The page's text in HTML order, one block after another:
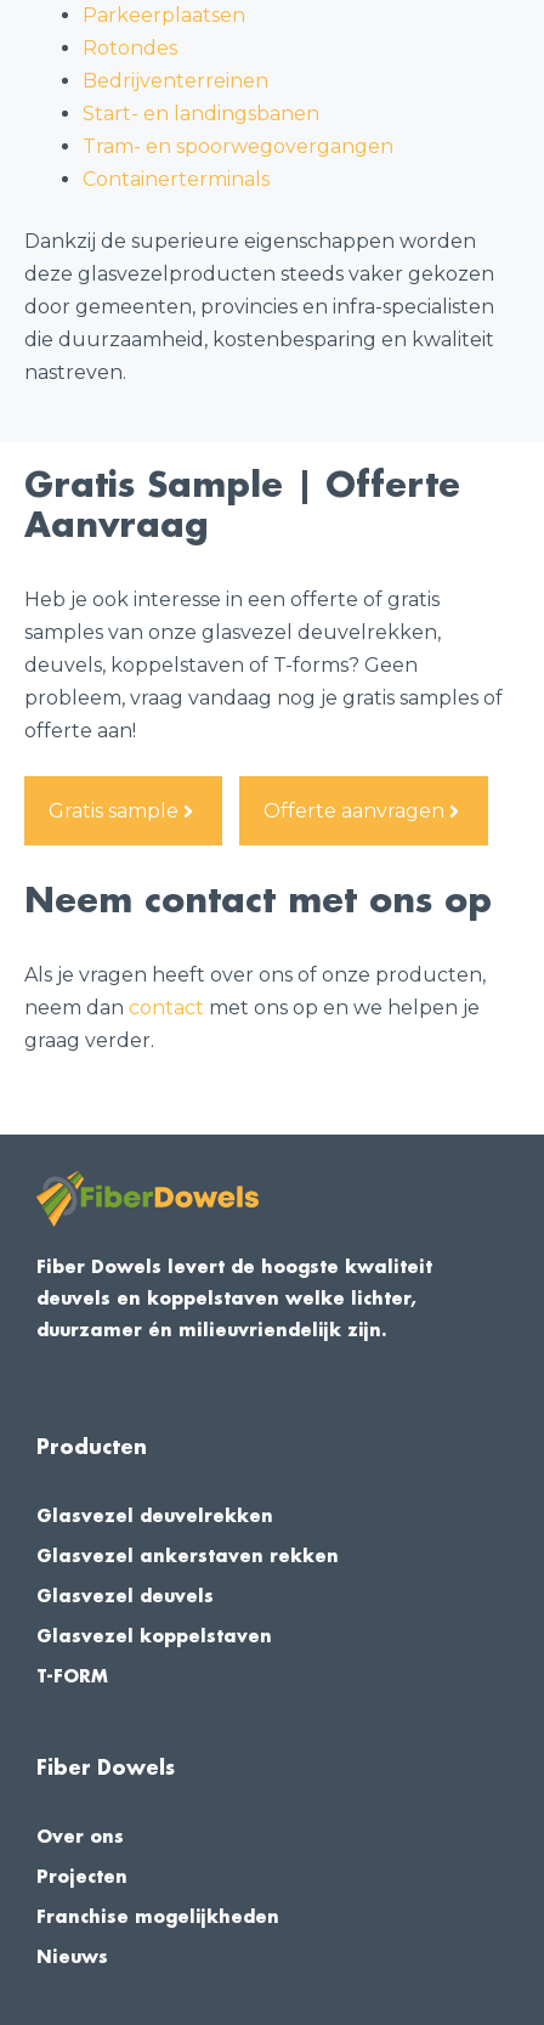
Parkeerplaatsen
Rotondes
Bedrijventerreinen
Start- en landingsbanen
Tram- en spoorwegovergangen
Containerterminals
Dankzij de superieure eigenschappen worden
deze glasvezelproducten steeds vaker gekozen
door gemeenten, provincies en infra-specialisten
die duurzaamheid, kostenbesparing en kwaliteit
nastreven.
Gratis Sample | Offerte
Aanvraag
Heb je ook interesse in een offerte of gratis
samples van onze glasvezel deuvelrekken,
deuvels, koppelstaven of T-forms? Geen
probleem, vraag vandaag nog je gratis samples of
offerte aan!
Gratis sample Offerte aanvragen
Neem contact met ons op
Als je vragen heeft over ons of onze producten,
neem dan contact met ons op en we helpen je
graag verder.
Fiber Dowels levert de hoogste kwaliteit
deuvels en koppelstaven welke lichter,
duurzamer én milieuvriendelijk zijn.
Producten
Glasvezel deuvelrekken
Glasvezel ankerstaven rekken
Glasvezel deuvels
Glasvezel koppelstaven
T-FORM
Fiber Dowels
Over ons
Projecten
Franchise mogelijkheden
Nieuws